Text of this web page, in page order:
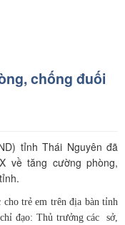
chống đuối
tỉnh Thái Nguyên đã
về tăng cường phòng,
trẻ em trên địa bàn tỉnh
đạo: Thủ trưởng các sở,